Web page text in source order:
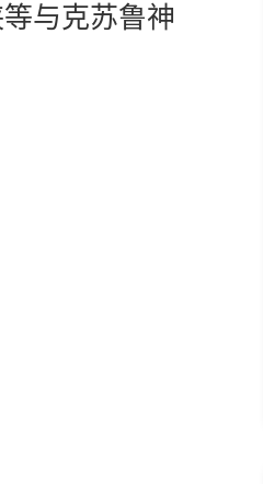
与克苏鲁神